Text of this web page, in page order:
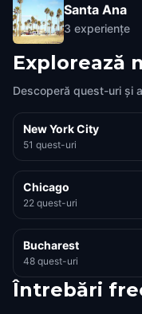
Santa Ana
3 experiențe
Explorează
Descoperă quest-uri și
New York City
51 quest-uri
Chicago
22 quest-uri
Bucharest
48 quest-uri
Întrebări